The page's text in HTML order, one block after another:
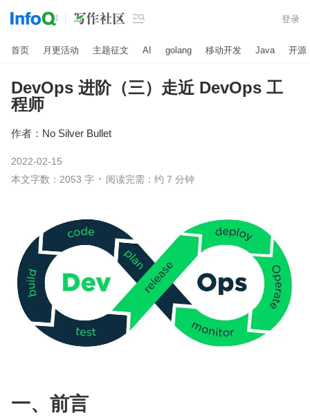
 登录
首页 月更活动 主题征文 AI golang 移动开发 Java 开源
DevOps 进阶（三）走近 DevOps 工
程师
作者： No Silver Bullet
2022-02-15
本文字数：2053 字
阅读完需：约 7 分钟
一、前言